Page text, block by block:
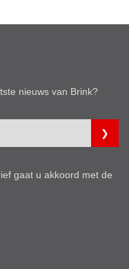
nieuws van Brink?
gaat u akkoord met de